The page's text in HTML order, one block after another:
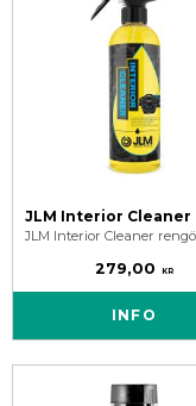
279,00 KR
INFO